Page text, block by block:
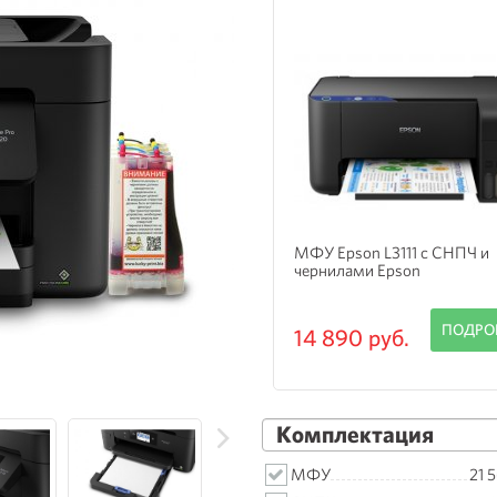
Комплектация
МФУ
21
L3111 с СНПЧ и
Epson
МФУ Epson Expression
3205 с Бесконтактной СНПЧ
15 245 руб.